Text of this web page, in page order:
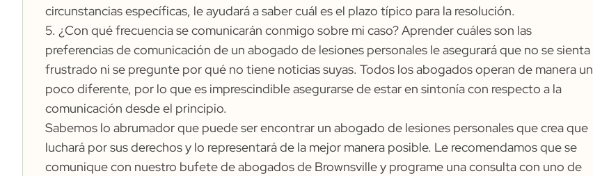
circunstancias específicas, le ayudará a saber cuál es el plazo típico para la resolución.
5. ¿Con qué frecuencia se comunicarán conmigo sobre mi caso? Aprender cuáles son las
preferencias de comunicación de un abogado de lesiones personales le asegurará que no se sienta
frustrado ni se pregunte por qué no tiene noticias suyas. Todos los abogados operan de manera un
poco diferente, por lo que es imprescindible asegurarse de estar en sintonía con respecto a la
comunicación desde el principio.
Sabemos lo abrumador que puede ser encontrar un abogado de lesiones personales que crea que
luchará por sus derechos y lo representará de la mejor manera posible. Le recomendamos que se
comunique con nuestro bufete de abogados de Brownsville y programe una consulta con uno de